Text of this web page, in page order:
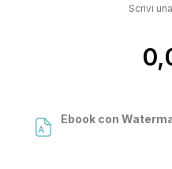
Scrivi
Ebook con